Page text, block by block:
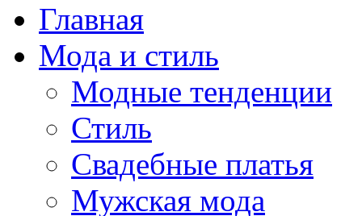
Главная
Мода и стиль
Модные тенденции
Стиль
Свадебные платья
Мужская мода